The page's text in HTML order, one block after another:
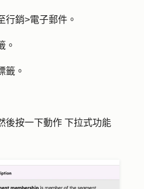
行銷>電子郵件 。
。
籤。
後按一下動作 下拉式功能